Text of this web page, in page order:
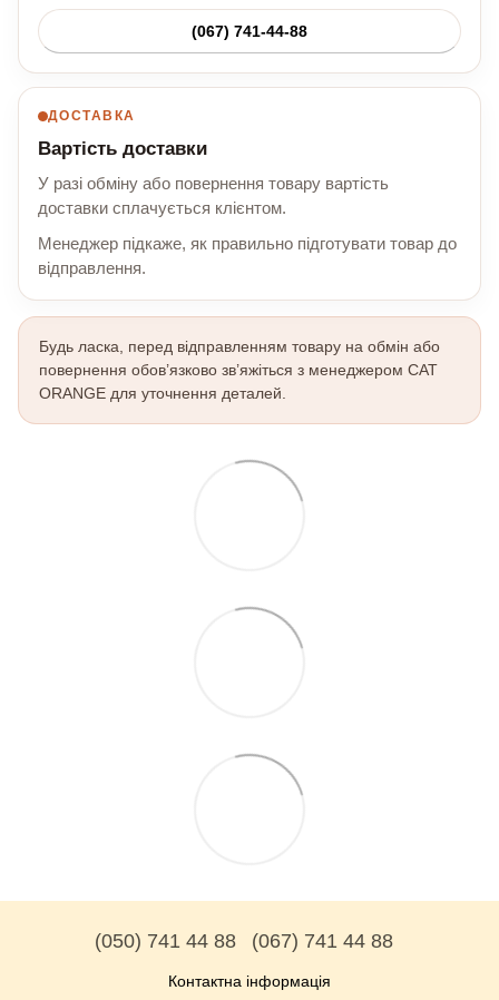
(067) 741-44-88
ДОСТАВКА
Вартість доставки
У разі обміну або повернення товару вартість
доставки сплачується клієнтом.
Менеджер підкаже, як правильно підготувати товар до
відправлення.
Будь ласка, перед відправленням товару на обмін або
повернення обов’язково зв’яжіться з менеджером CAT
ORANGE для уточнення деталей.
(050) 741 44 88 (067) 741 44 88
Контактна інформація